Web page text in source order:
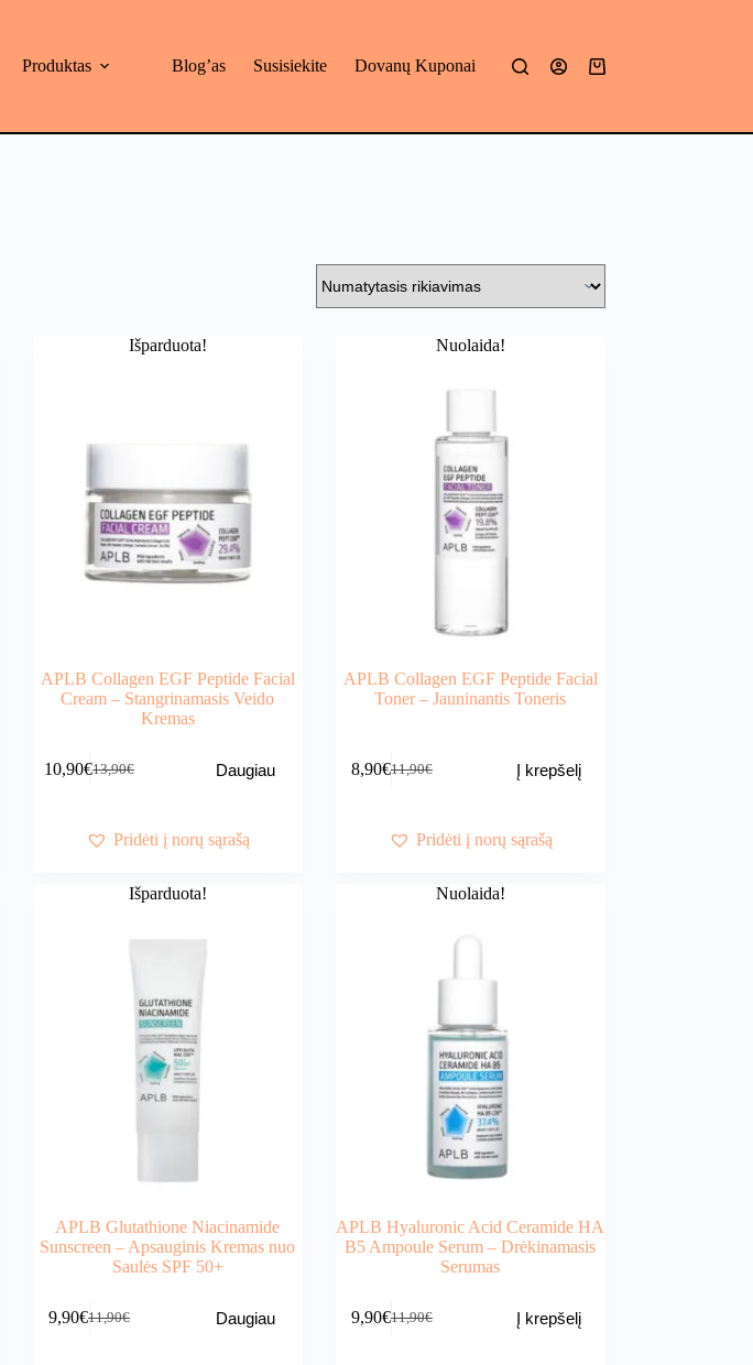
Produktas Blog’as Susisiekite Dovanų Kuponai
Mano
Išparduota!
APLB Collagen EGF Peptide Facial
Cream – Stangrinamasis Veido
Kremas
13,90€
Original
13,90€.
10,90€Current
10,90€.
Daugiau
Pridėti į norų sąrašą
Nuolaida!
APLB Collagen EGF Peptide Facial
Toner – Jauninantis Toneris
11,90€
Original
11,90€.
8,90€Current
8,90€.
Į krepšelį
Pridėti į norų sąrašą
Išparduota!
APLB Glutathione Niacinamide
Sunscreen – Apsauginis Kremas nuo
Saulės SPF 50+
11,90€
Original
9,90€Current
Daugiau
Nuolaida!
APLB Hyaluronic Acid Ceramide HA
B5 Ampoule Serum – Drėkinamasis
Serumas
11,90€
Original
9,90€Current
Į krepšelį